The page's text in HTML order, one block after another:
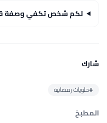
لكم شخص تكفي وصفة
شارك
#حلويات رمضانية
المطبخ